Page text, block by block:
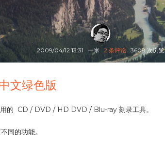
2009/04/12 13:31 一米 2 条评论 3608 次浏览
文绿色版
的 CD / DVD / HD DVD / Blu-ray 刻录工具。
同的功能。